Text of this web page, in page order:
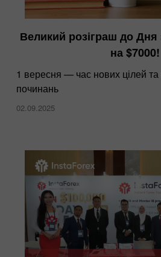
Великий розіграш до
на $7000!
1 вересня — час нових цілей
починань
02.09.2025